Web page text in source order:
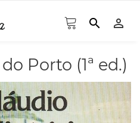
search person_outline
Porto (1ª ed.)